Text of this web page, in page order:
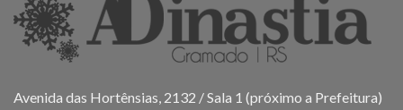
Avenida das Hortênsias, 2132 / Sala 1 (próximo a Prefeitura)